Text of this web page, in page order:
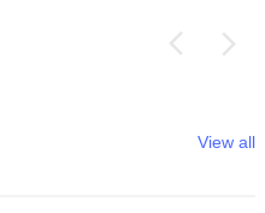
View all